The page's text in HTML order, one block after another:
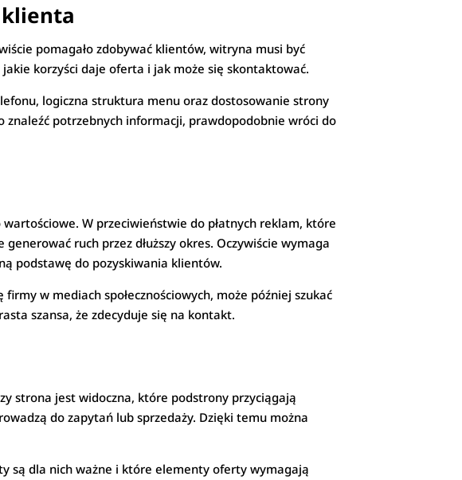
pomagało zdobywać klientów, witryna musi być
korzyści daje oferta i jak może się skontaktować.
logiczna struktura menu oraz dostosowanie strony
znaleźć potrzebnych informacji, prawdopodobnie wróci do
W przeciwieństwie do płatnych reklam, które
ruch przez dłuższy okres. Oczywiście wymaga
podstawę do pozyskiwania klientów.
w mediach społecznościowych, może później szukać
szansa, że zdecyduje się na kontakt.
strona jest widoczna, które podstrony przyciągają
do zapytań lub sprzedaży. Dzięki temu można
są dla nich ważne i które elementy oferty wymagają